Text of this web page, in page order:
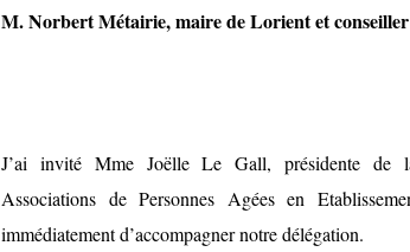
M. Norbert Métairie, maire de Lorient et
J’ai invité Mme Joëlle Le Gall, présidente de
Associations de Personnes Agées en
immédiatement d’accompagner notre délégation.